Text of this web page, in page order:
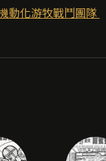
動化游牧戰鬥團隊